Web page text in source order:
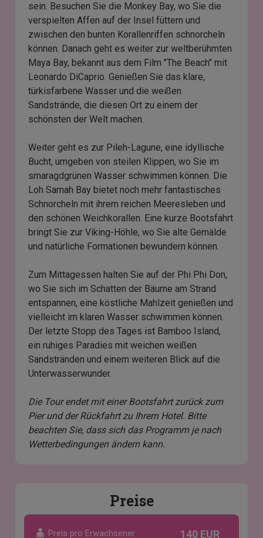
sein. Besuchen Sie die Monkey Bay, wo Sie die
verspielten Affen auf der Insel füttern und
zwischen den bunten Korallenriffen schnorcheln
können. Danach geht es weiter zur weltberühmten
Maya Bay, bekannt aus dem Film "The Beach" mit
Leonardo DiCaprio. Genießen Sie das klare,
türkisfarbene Wasser und die weißen
Sandstrände, die diesen Ort zu einem der
schönsten der Welt machen.
Weiter geht es zur Pileh-Lagune, eine idyllische
Bucht, umgeben von steilen Klippen, wo Sie im
smaragdgrünen Wasser schwimmen können. Die
Loh Samah Bay bietet noch mehr fantastisches
Schnorcheln mit ihrem reichen Meeresleben und
den schönen Weichkorallen. Eine kurze Bootsfahrt
bringt Sie zur Viking-Höhle, wo Sie alte Gemälde
und natürliche Formationen bewundern können.
Zum Mittagessen halten Sie auf der Phi Phi Don,
wo Sie sich im Schatten der Bäume am Strand
entspannen, eine köstliche Mahlzeit genießen und
vielleicht im klaren Wasser schwimmen können.
Der letzte Stopp des Tages ist Bamboo Island,
ein ruhiges Paradies mit weichen weißen
Sandstränden und einem weiteren Blick auf die
Unterwasserwunder.
Die Tour endet mit einer Bootsfahrt zurück zum
Pier und der Rückfahrt zu Ihrem Hotel. Bitte
beachten Sie, dass sich das Programm je nach
Wetterbedingungen ändern kann.
Preise
Preis pro Erwachsener 140 EUR